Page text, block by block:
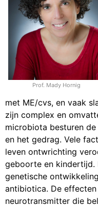
Prof. Mady Hornig
met ME/cvs, en vaak
zijn complex en
microbiota besturen
en het gedrag. Vele
leven ontwrichting
geboorte en kindertijd.
genetische
antibiotica. De
neurotransmitter die